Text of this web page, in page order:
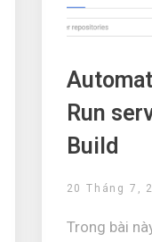
Run
Build
20 Tháng 7,
Trong bài